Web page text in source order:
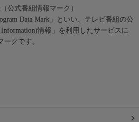
公式番組情報マーク）
Data Mark」といい、テレビ番組の公
情報」を利用したサービスに
クです。